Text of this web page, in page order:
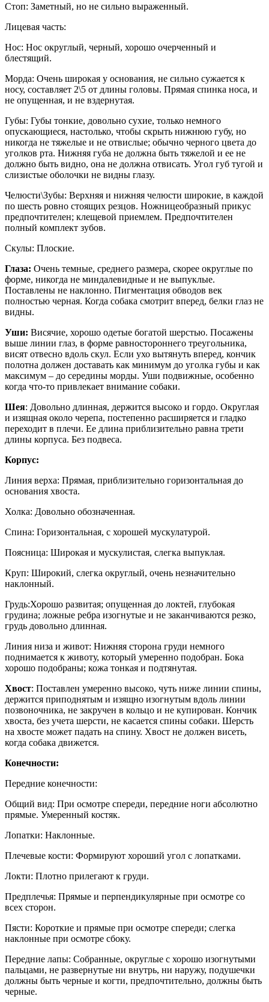
Стоп: Заметный, но не сильно выраженный.
Лицевая часть:
Нос: Нос округлый, черный, хорошо очерченный и
блестящий.
Морда: Очень широкая у основания, не сильно сужается к
носу, составляет 2\5 от длины головы. Прямая спинка носа, и
не опущенная, и не вздернутая.
Губы: Губы тонкие, довольно сухие, только немного
опускающиеся, настолько, чтобы скрыть нижнюю губу, но
никогда не тяжелые и не отвислые; обычно черного цвета до
уголков рта. Нижняя губа не должна быть тяжелой и ее не
должно быть видно, она не должна отвисать. Угол губ тугой и
слизистые оболочки не видны глазу.
Челюсти\Зубы: Верхняя и нижняя челюсти широкие, в каждой
по шесть ровно стоящих резцов. Ножницеобразный прикус
предпочтителен; клещевой приемлем. Предпочтителен
полный комплект зубов.
Скулы: Плоские.
Глаза: Очень темные, среднего размера, скорее округлые по
форме, никогда не миндалевидные и не выпуклые.
Поставлены не наклонно. Пигментация обводов век
полностью черная. Когда собака смотрит вперед, белки глаз не
видны.
Уши: Висячие, хорошо одетые богатой шерстью. Посажены
выше линии глаз, в форме равностороннего треугольника,
висят отвесно вдоль скул. Если ухо вытянуть вперед, кончик
полотна должен доставать как минимум до уголка губы и как
максимум – до середины морды. Уши подвижные, особенно
когда что-то привлекает внимание собаки.
Шея: Довольно длинная, держится высоко и гордо. Округлая
и изящная около черепа, постепенно расширяется и гладко
переходит в плечи. Ее длина приблизительно равна трети
длины корпуса. Без подвеса.
Корпус:
Линия верха: Прямая, приблизительно горизонтальная до
основания хвоста.
Холка: Довольно обозначенная.
Спина: Горизонтальная, с хорошей мускулатурой.
Поясница: Широкая и мускулистая, слегка выпуклая.
Круп: Широкий, слегка округлый, очень незначительно
наклонный.
Грудь:Хорошо развитая; опущенная до локтей, глубокая
грудина; ложные ребра изогнутые и не заканчиваются резко,
грудь довольно длинная.
Линия низа и живот: Нижняя сторона груди немного
поднимается к животу, который умеренно подобран. Бока
хорошо подобраны; кожа тонкая и подтянутая.
Хвост: Поставлен умеренно высоко, чуть ниже линии спины,
держится приподнятым и изящно изогнутым вдоль линии
позвоночника, не закручен в кольцо и не купирован. Кончик
хвоста, без учета шерсти, не касается спины собаки. Шерсть
на хвосте может падать на спину. Хвост не должен висеть,
когда собака движется.
Конечности:
Передние конечности:
Общий вид: При осмотре спереди, передние ноги абсолютно
прямые. Умеренный костяк.
Лопатки: Наклонные.
Плечевые кости: Формируют хороший угол с лопатками.
Локти: Плотно прилегают к груди.
Предплечья: Прямые и перпендикулярные при осмотре со
всех сторон.
Пясти: Короткие и прямые при осмотре спереди; слегка
наклонные при осмотре сбоку.
Передние лапы: Собранные, округлые с хорошо изогнутыми
пальцами, не развернутые ни внутрь, ни наружу, подушечки
должны быть черные и когти, предпочтительно, должны быть
черные.